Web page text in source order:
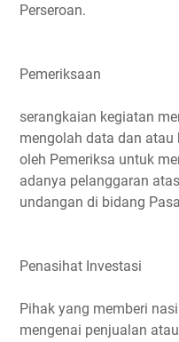
Perseroan.
Pemeriksaan
serangkaian kegiatan
mengolah data dan
oleh Pemeriksa untuk
adanya pelanggaran
undangan di bidang
Penasihat Investasi
Pihak yang memberi
mengenai penjualan